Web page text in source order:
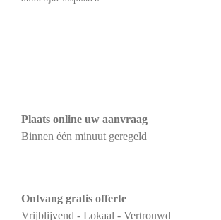
Plaats online uw aanvraag
Binnen één minuut geregeld
Ontvang gratis offerte
Vrijblijvend - Lokaal - Vertrouwd